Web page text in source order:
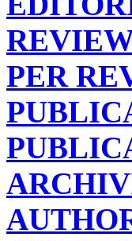
PER